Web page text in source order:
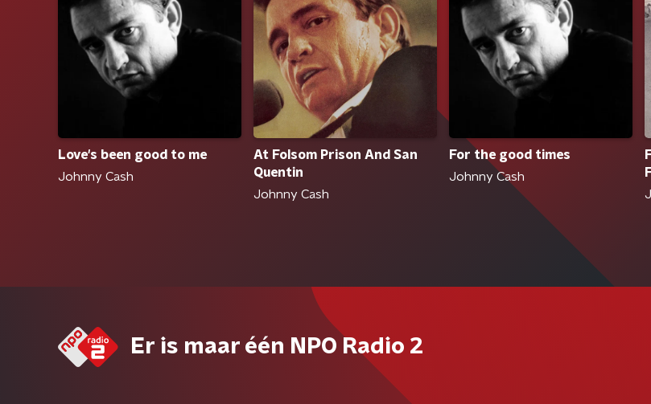
Love's been good to me
Johnny Cash
At Folsom Prison And San
Quentin
Johnny Cash
For the good times
Johnny Cash
Er is maar één NPO Radio 2